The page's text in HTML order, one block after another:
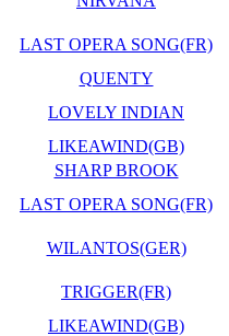
LAST OPERA SONG(FR)
QUENTY
LOVELY INDIAN
LIKEAWIND(GB)
SHARP BROOK
LAST OPERA SONG(FR)
WILANTOS(GER)
TRIGGER(FR)
LIKEAWIND(GB)